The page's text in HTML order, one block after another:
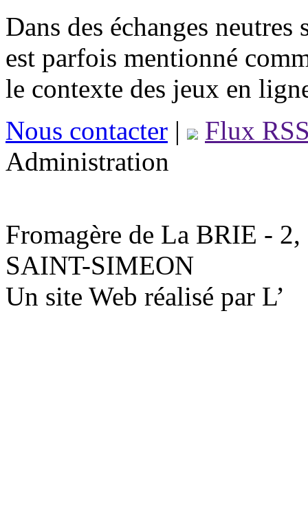
Dans des échanges
est parfois mentionné
le contexte des jeux en
Nous contacter |
Flux
Administration
Fromagère de La BRIE -
SAINT-SIMEON
Un site Web réalisé par L’